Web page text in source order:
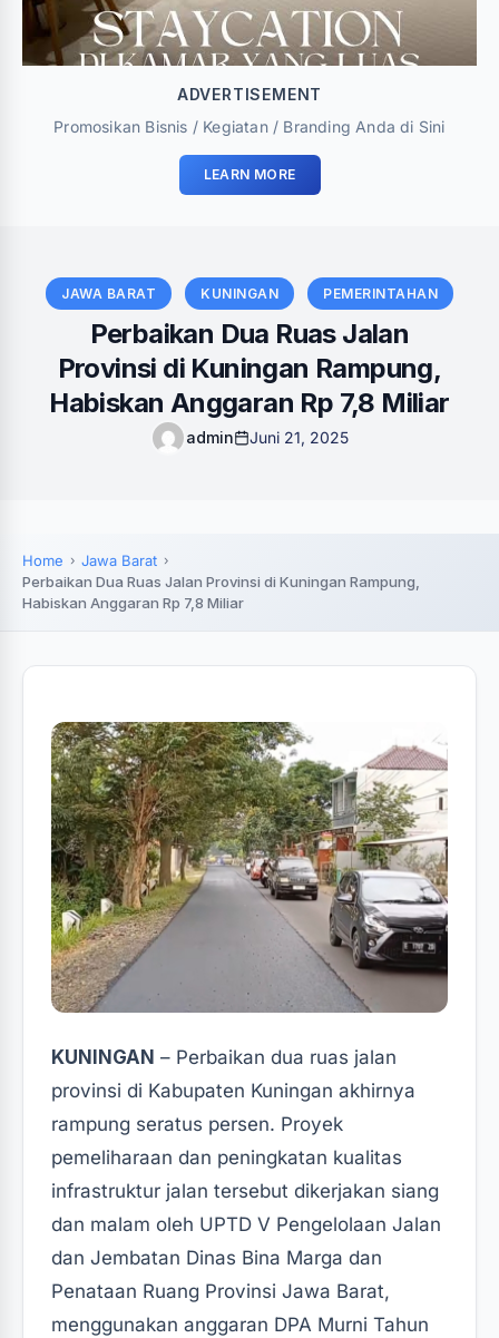
ADVERTISEMENT
Promosikan Bisnis / Kegiatan / Branding Anda di Sini
LEARN MORE
JAWA BARAT KUNINGAN PEMERINTAHAN
Perbaikan Dua Ruas Jalan
Provinsi di Kuningan Rampung,
Habiskan Anggaran Rp 7,8 Miliar
admin Juni 21, 2025
Home
Jawa Barat
Perbaikan Dua Ruas Jalan Provinsi di Kuningan Rampung,
Habiskan Anggaran Rp 7,8 Miliar
KUNINGAN – Perbaikan dua ruas jalan
provinsi di Kabupaten Kuningan akhirnya
rampung seratus persen. Proyek
pemeliharaan dan peningkatan kualitas
infrastruktur jalan tersebut dikerjakan siang
dan malam oleh UPTD V Pengelolaan Jalan
dan Jembatan Dinas Bina Marga dan
Penataan Ruang Provinsi Jawa Barat,
menggunakan anggaran DPA Murni Tahun